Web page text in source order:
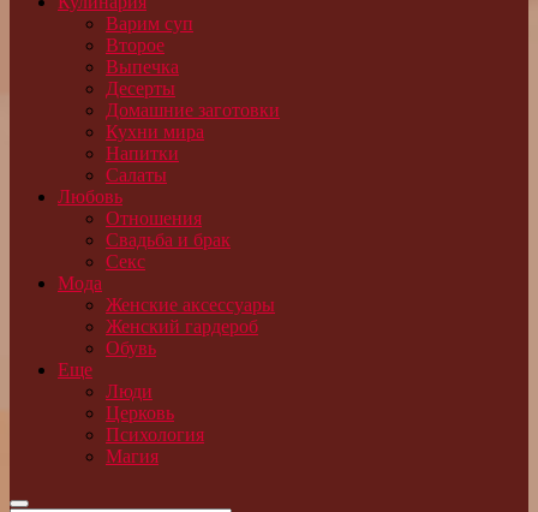
Варим суп
Второе
Выпечка
Десерты
Домашние заготовки
Кухни мира
Напитки
Салаты
Любовь
Отношения
Свадьба и брак
Секс
Мода
Женские аксессуары
Женский гардероб
Обувь
Еще
Люди
Церковь
Психология
Магия